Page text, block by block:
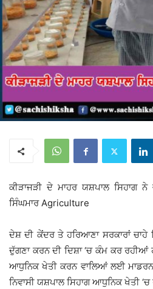
ਕੀੜਾਜੜੀ ਦੇ ਮਾਹਰ ਯਸ਼ਪਾਲ ਸਿਹਾਗ
ਸਿੰਘਮਾਰ Agriculture
ਦੇਸ਼ ਦੀ ਕੇਂਦਰ ਤੇ ਹਰਿਆਣਾ ਸਰਕਾਰਾਂ ਚਾਹੇ
ਦੁੱਗਣਾ ਕਰਨ ਦੀ ਦਿਸ਼ਾ ‘ਚ ਕੰਮ ਕਰ ਰਹੀਆਂ
ਆਧੁਨਿਕ ਖੇਤੀ ਕਰਨ ਵਾਲਿਆਂ ਲਈ ਮਾਡਰਨ
ਨਿਵਾਸੀ ਯਸ਼ਪਾਲ ਸਿਹਾਗ ਆਧੁਨਿਕ ਖੇਤੀ